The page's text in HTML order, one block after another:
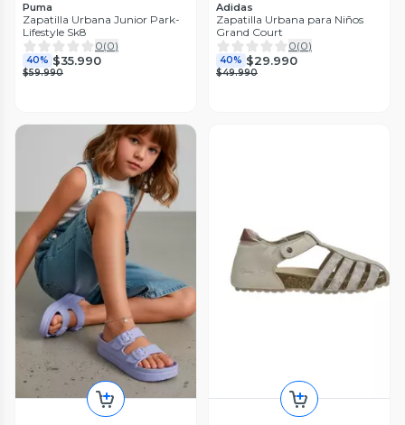
Puma
Zapatilla Urbana Junior Park-
Lifestyle Sk8
0(0)
40% $35.990
$59.990
Adidas
Zapatilla Urbana para Niños
Grand Court
0(0)
40% $29.990
$49.990